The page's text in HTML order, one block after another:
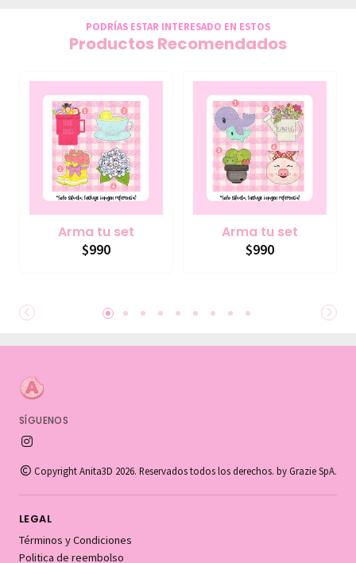
PODRÍAS ESTAR INTERESADO EN ESTOS
Productos Recomendados
Arma tu set
$990
Arma tu set
$990
SÍGUENOS
Copyright Anita3D 2026. Reservados todos los derechos. by Grazie SpA.
LEGAL
Términos y Condiciones
Politica de reembolso